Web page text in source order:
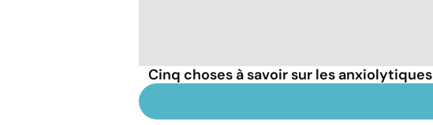
Cinq choses à savoir sur les anxiolytiques